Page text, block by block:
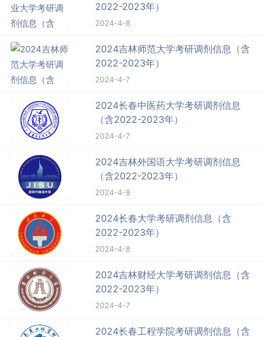
2022-2023年）
2024-4-8
2024吉林师范大学考研调剂信息（含
2022-2023年）
2024-4-7
2024长春中医药大学考研调剂信息
（含2022-2023年）
2024-4-7
2024吉林外国语大学考研调剂信息
（含2022-2023年）
2024-4-8
2024长春大学考研调剂信息（含
2022-2023年）
2024-4-8
2024吉林财经大学考研调剂信息（含
2022-2023年）
2024-4-7
2024长春工程学院考研调剂信息（含